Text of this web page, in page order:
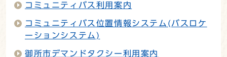
コミュニティバス利用案内
コミュニティバス位置情報システム(バスロケ
ーションシステム)
御所市デマンドタクシー利用案内